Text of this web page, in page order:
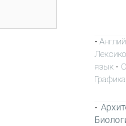
-
язык -
-